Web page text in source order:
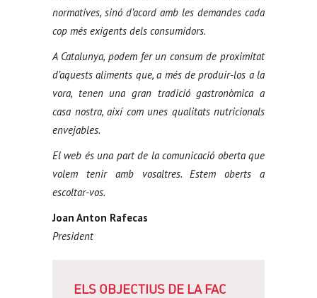
normatives, sinó d’acord amb les demandes cada
cop més exigents dels consumidors.
A Catalunya, podem fer un consum de proximitat
d’aquests aliments que, a més de produir-los a la
vora, tenen una gran tradició gastronòmica a
casa nostra, així com unes qualitats nutricionals
envejables.
El web és una part de la comunicació oberta que
volem tenir amb vosaltres. Estem oberts a
escoltar-vos.
Joan Anton Rafecas
President
ELS OBJECTIUS DE LA FAC